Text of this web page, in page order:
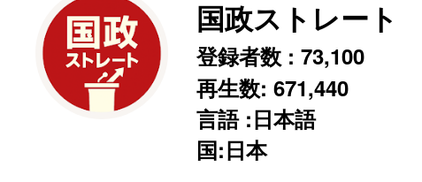
国政ストレート
登録者数 : 73,100
再生数: 671,440
言語 :日本語
国:日本